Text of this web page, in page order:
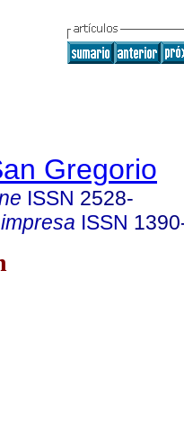
Gregorio
ISSN 2528-
ISSN